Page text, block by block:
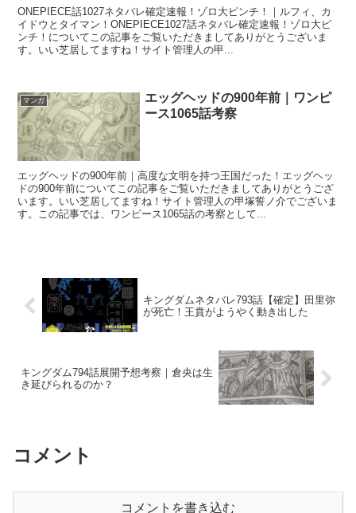
ONEPIECE話1027ネタバレ確定速報！ゾロ大ピンチ！｜ルフィ、カ
イドウとタイマン！ONEPIECE1027話ネタバレ確定速報！ゾロ大ピ
ンチ！についてこの記事をご覧いただきましてありがとうございま
す。いい芝居してますね！サイト管理人の甲...
マンガ
エッグヘッドの900年前｜ワンピ
ース1065話考察
エッグヘッドの900年前｜高度な文明を持つ王国だった！エッグヘッ
ドの900年前についてこの記事をご覧いただきましてありがとうござ
います。いい芝居してますね！サイト管理人の甲塚誓ノ介でございま
す。この記事では、ワンピース1065話の考察として...
キングダムネタバレ793話【確定】田里弥
が死亡！王賁がようやく動き出した
キングダム794話展開予想考察｜倉央は生
き延びられるのか？
コメント
コメントを書き込む